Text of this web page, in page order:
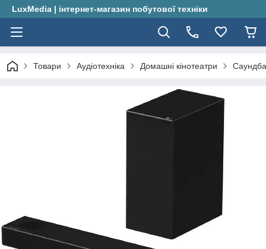
LuxMedia | інтернет-магазин побутової техніки
Товари Аудіотехніка Домашні кінотеатри